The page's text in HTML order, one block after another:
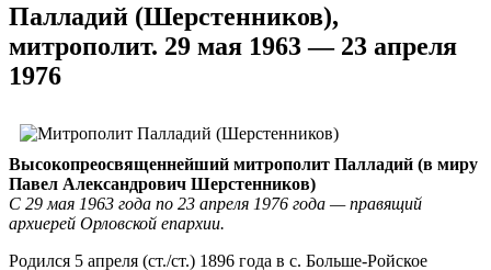
Палладий (Шерстенников),
митрополит. 29 мая 1963 — 23 апреля
1976
Высокопреосвященнейший митрополит Палладий (в миру
Павел Александрович Шерстенников)
С 29 мая 1963 года по 23 апреля 1976 года — правящий
архиерей Орловской епархии.
Родился 5 апреля (ст./ст.) 1896 года в с. Больше-Ройское